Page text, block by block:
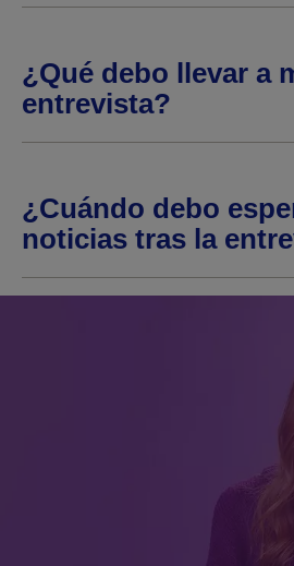
¿Qué debo llevar a
entrevista?
¿Cuándo debo
noticias tras la